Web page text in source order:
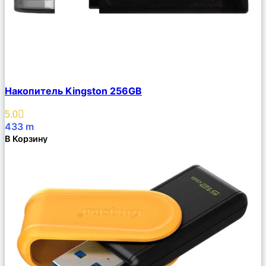
Описание
Избранное
Накопитель Kingston 256GB
5.0
433 m
В Корзину